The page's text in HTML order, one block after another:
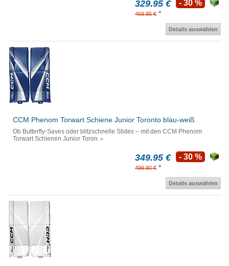
329.95 €
469.95 € *
- 30 %
Details auswählen
CCM Phenom Torwart Schiene Junior Toronto blau-weiß
Ob Butterfly-Saves oder blitzschnelle Slides – mit den CCM Phenom
Torwart Schienen Junior Toron.
349.95 €
499.90 € *
- 30 %
Details auswählen